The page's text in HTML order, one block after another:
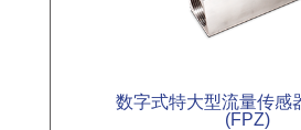
数字式特大型流量传感
(FPZ)